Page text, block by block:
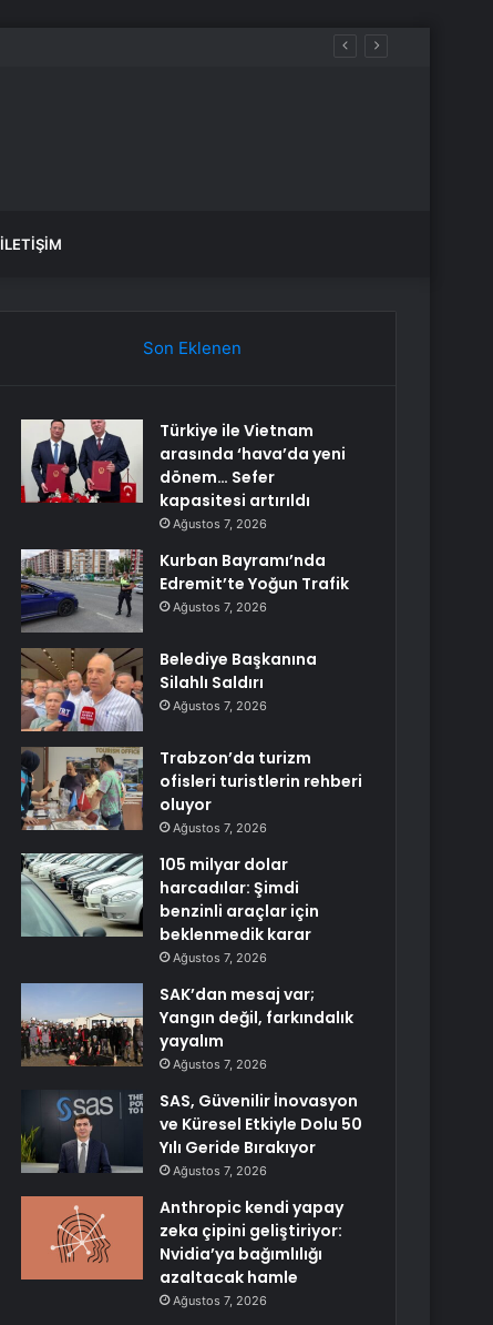
İLETIŞIM
Son Eklenen
Türkiye ile Vietnam
arasında ‘hava’da yeni
dönem… Sefer
kapasitesi artırıldı
Ağustos 7, 2026
Kurban Bayramı’nda
Edremit’te Yoğun Trafik
Ağustos 7, 2026
Belediye Başkanına
Silahlı Saldırı
Ağustos 7, 2026
Trabzon’da turizm
ofisleri turistlerin rehberi
oluyor
Ağustos 7, 2026
105 milyar dolar
harcadılar: Şimdi
benzinli araçlar için
beklenmedik karar
Ağustos 7, 2026
SAK’dan mesaj var;
Yangın değil, farkındalık
yayalım
Ağustos 7, 2026
SAS, Güvenilir İnovasyon
ve Küresel Etkiyle Dolu 50
Yılı Geride Bırakıyor
Ağustos 7, 2026
Anthropic kendi yapay
zeka çipini geliştiriyor:
Nvidia’ya bağımlılığı
azaltacak hamle
Ağustos 7, 2026